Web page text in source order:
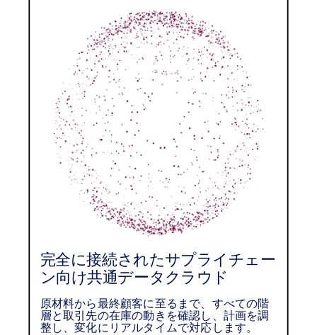
完全に接続されたサプライチェー
ン向け共通データクラウド
原材料から最終顧客に至るまで、すべての階
層と取引先の在庫の動きを確認し、計画を調
整し、変化にリアルタイムで対応します。